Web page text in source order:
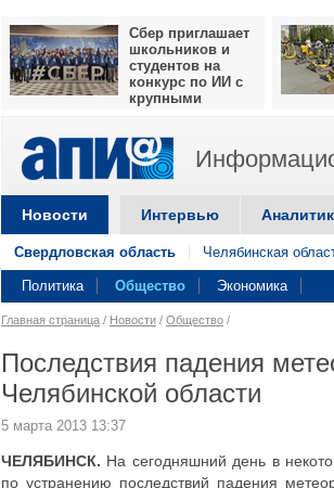
Сбер приглашает
школьников и
студентов на
конкурс по ИИ с
крупными
Новости Интервью
Свердловская область Челябинская
Политика Общество Экономика
Главная страница / Новости / Общество /
Последствия падения
Челябинской области
5 марта 2013 13:37
ЧЕЛЯБИНСК. На сегодняшний день в
по устранению последствий падения